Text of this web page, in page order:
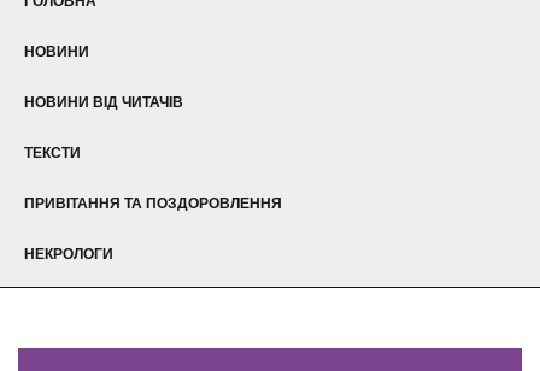
НОВИНИ
НОВИНИ ВІД ЧИТАЧІВ
ТЕКСТИ
ПРИВІТАННЯ ТА ПОЗДОРОВЛЕННЯ
НЕКРОЛОГИ